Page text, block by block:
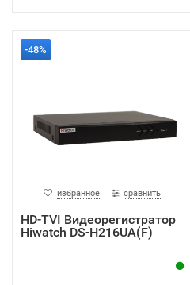
-48%
избранное сравнить
HD-TVI Видеорегистратор
Hiwatch DS-H216UA(F)